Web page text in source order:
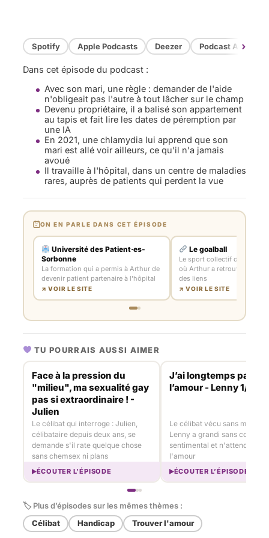
Spotify Apple Podcasts Deezer Podcast Addict
›
Dans cet épisode du podcast :
Avec son mari, une règle : demander de l'aide
n'obligeait pas l'autre à tout lâcher sur le champ
Devenu propriétaire, il a balisé son appartement
au tapis et fait lire les dates de péremption par
une IA
En 2021, une chlamydia lui apprend que son
mari est allé voir ailleurs, ce qu'il n'a jamais
avoué
Il travaille à l'hôpital, dans un centre de maladies
rares, auprès de patients qui perdent la vue
ON EN PARLE DANS CET ÉPISODE
Université des Patient·es-
Sorbonne
La formation qui a permis à Arthur de
devenir patient partenaire à l'hôpital
↗ VOIR LE SITE
Le goalball
Le sport collectif de
où Arthur a retrouvé une
des liens
↗ VOIR LE SITE
TU POURRAIS AUSSI AIMER
Face à la pression du
"milieu", ma sexualité gay
pas si extraordinaire ! -
Julien
Le célibat qui interroge : Julien,
célibataire depuis deux ans, se
demande s'il rate quelque chose
sans chemsex ni plans
ÉCOUTER L’ÉPISODE
J’ai longtemps pas
l’amour - Lenny 1/3
Le célibat vécu sans manque
Lenny a grandi sans code
sentimental et n'attendait
l'amour
ÉCOUTER L’ÉPISODE
🏷 Plus d’épisodes sur les mêmes thèmes :
Célibat
Handicap Trouver l'amour